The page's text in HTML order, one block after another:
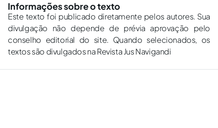
Informações sobre o texto
Este texto foi publicado diretamente pelos autores. Sua
divulgação não depende de prévia aprovação pelo
conselho editorial do site. Quando selecionados, os
textos são divulgados na Revista Jus Navigandi